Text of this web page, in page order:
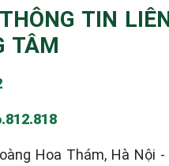
TIN
TÂM
Hoa Thám, Hà Nội